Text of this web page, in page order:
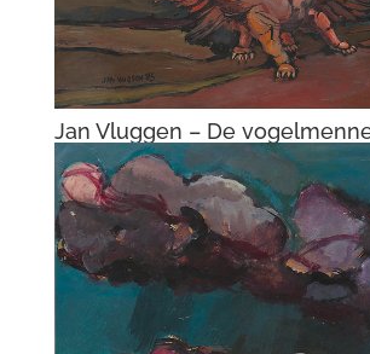
Jan Vluggen – Brug te Abcoude